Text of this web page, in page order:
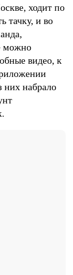
ходит по
тачку, и во
можно
видео, к
них набрало